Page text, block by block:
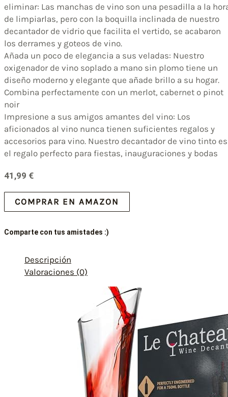
eliminar: Las manchas de vino son una pesadilla a la
de limpiarlas, pero con la boquilla inclinada de nuestro
decantador de vidrio que facilita el vertido, se acabaron
los derrames y goteos de vino.
Añada un poco de elegancia a sus veladas: Nuestro
oxigenador de vino soplado a mano sin plomo tiene un
diseño moderno y elegante que añade brillo a su hogar.
Combina perfectamente con un merlot, cabernet o pinot
noir
Impresione a sus amigos amantes del vino: Los
aficionados al vino nunca tienen suficientes regalos y
accesorios para vino. Nuestro decantador de vino tinto es
el regalo perfecto para fiestas, inauguraciones y bodas
41,99 €
COMPRAR EN AMAZON
Comparte con tus amistades :)
Descripción
Valoraciones (0)